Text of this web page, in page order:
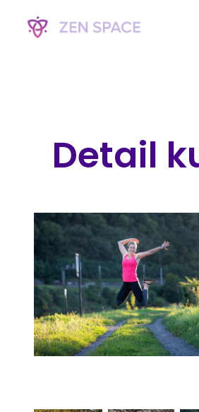
Detail